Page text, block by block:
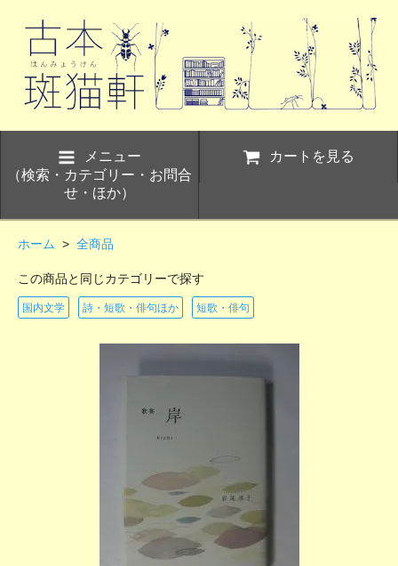
メニュー
（検索・カテゴリー・お問合
せ・ほか）
カートを見る
ホーム > 全商品
この商品と同じカテゴリーで探す
国内文学 詩・短歌・俳句ほか 短歌・俳句